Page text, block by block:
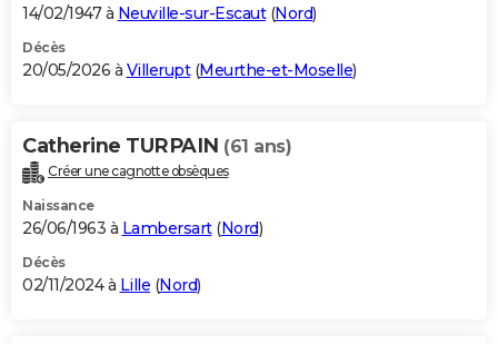
GUIDES D'ACHAT
BONS PLANS
Carte de Noël
Carte Bonne année
Carte Saint-Valentin
Carte Pâques
Carte d'anniversaire
DICTIONNAIRE
Dictionnaire
Biographies
Citations
Expressions
Proverbes
PROGRAMME TV
S'inscrire
Se connecter
Lycées
Collèges
Primaires
Universités
Entreprises
Service militaire
Avis de recherche
AVIS DE DÉCÈS
14/02/1947 à Neuville-sur-Escaut(Nord)
Décès
20/05/2026 à Villerupt(Meurthe-et-Moselle)
Catherine TURPAIN (61 ans)
Créer une cagnotte obsèques
Naissance
26/06/1963 à Lambersart(Nord)
Décès
02/11/2024 à Lille (Nord)